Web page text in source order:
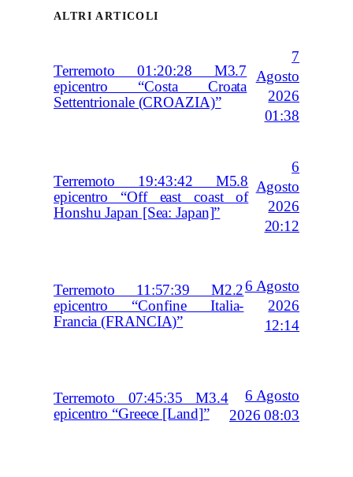
ALTRI ARTICOLI
Terremoto 01:20:28 M3.7
epicentro “Costa Croata
Settentrionale (CROAZIA)”
7
Agosto
2026
01:38
Terremoto 19:43:42 M5.8
epicentro “Off east coast of
Honshu Japan [Sea: Japan]”
6
Agosto
2026
20:12
Terremoto 11:57:39 M2.2
epicentro “Confine Italia-
Francia (FRANCIA)”
6 Agosto
2026
12:14
Terremoto 07:45:35 M3.4
epicentro “Greece [Land]”
6 Agosto
2026 08:03